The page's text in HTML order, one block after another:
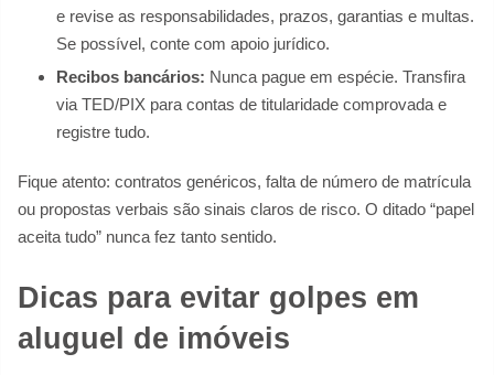
e revise as responsabilidades, prazos, garantias e multas.
Se possível, conte com apoio jurídico.
Recibos bancários: Nunca pague em espécie. Transfira
via TED/PIX para contas de titularidade comprovada e
registre tudo.
Fique atento: contratos genéricos, falta de número de matrícula
ou propostas verbais são sinais claros de risco. O ditado “papel
aceita tudo” nunca fez tanto sentido.
Dicas para evitar golpes em
aluguel de imóveis